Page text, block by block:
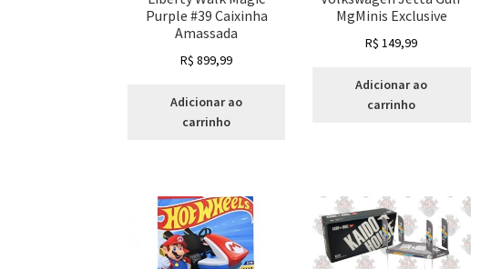
Purple #39 Caixinha
Amassada
R$ 899,99
Adicionar ao
carrinho
MgMinis Exclusive
R$ 149,99
Adicionar ao
carrinho